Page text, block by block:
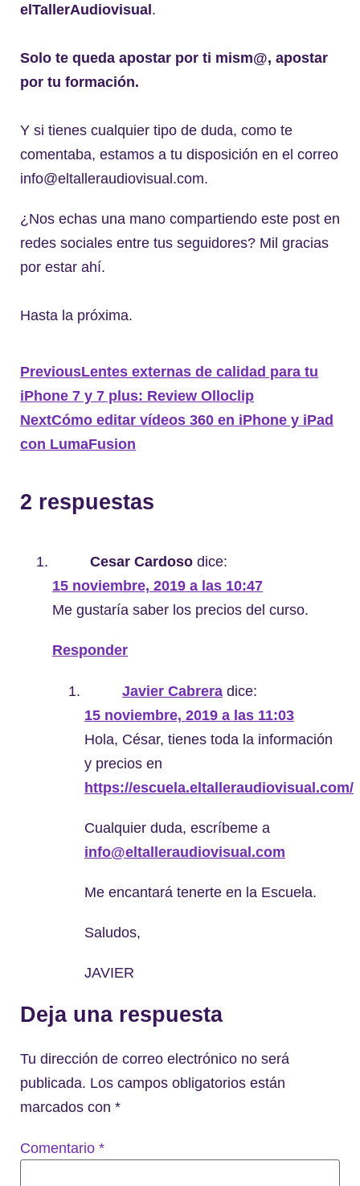
elTallerAudiovisual.
Solo te queda apostar por ti mism@, apostar
por tu formación.
Y si tienes cualquier tipo de duda, como te
comentaba, estamos a tu disposición en el correo
info@eltalleraudiovisual.com.
¿Nos echas una mano compartiendo este post en
redes sociales entre tus seguidores? Mil gracias
por estar ahí.
Hasta la próxima.
PreviousLentes externas de calidad para tu
iPhone 7 y 7 plus: Review Olloclip
NextCómo editar vídeos 360 en iPhone y iPad
con LumaFusion
2 respuestas
Cesar Cardoso dice:
15 noviembre, 2019 a las 10:47
Me gustaría saber los precios del curso.
Responder
Javier Cabrera dice:
15 noviembre, 2019 a las 11:03
Hola, César, tienes toda la información
y precios en
https://escuela.eltalleraudiovisual.com/
Cualquier duda, escríbeme a
info@eltalleraudiovisual.com
Me encantará tenerte en la Escuela.
Saludos,
JAVIER
Deja una respuesta
Tu dirección de correo electrónico no será
publicada. Los campos obligatorios están
marcados con *
Comentario *